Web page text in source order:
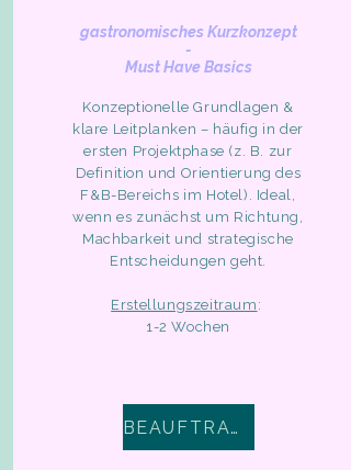
gastronomisches Kurzkonzept
-
Must Have Basics
Konzeptionelle Grundlagen &
klare Leitplanken – häufig in der
ersten Projektphase (z. B. zur
Definition und Orientierung des
F&B-Bereichs im Hotel). Ideal,
wenn es zunächst um Richtung,
Machbarkeit und strategische
Entscheidungen geht.
Erstellungszeitraum :
1-2 Wochen
BEAUFTRAGEN